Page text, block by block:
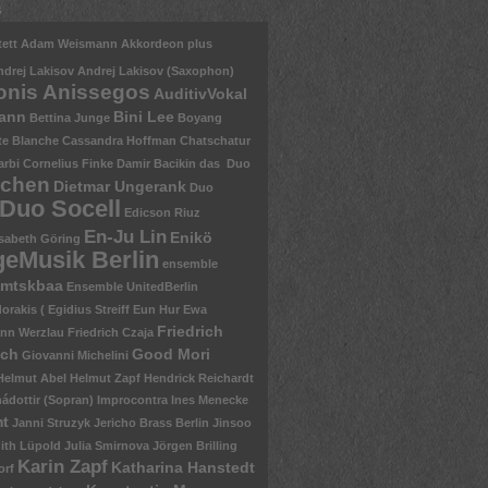
Adam Weismann Akkordeon plus
Lakisov Andrej Lakisov (Saxophon)
Anissegos AuditivVokal
Bettina Junge Bini Lee Boyang
Blanche Cassandra Hoffman Chatschatur
Cornelius Finke Damir Bacikin das Duo
Dietmar Ungerank Duo
Duo Socell Edicson Riuz
Göring En-Ju Lin Enikö
Berlin ensemble
Ensemble UnitedBerlin
( Egidius Streiff Eun Hur Ewa
Werzlau Friedrich Czaja Friedrich
Giovanni Michelini Good Mori
Abel Helmut Zapf Hendrick Reichardt
(Sopran) Improcontra Ines Menecke
Janni Struzyk Jericho Brass Berlin Jinsoo
Lüpold Julia Smirnova Jörgen Brilling
Karin Zapf Katharina Hanstedt